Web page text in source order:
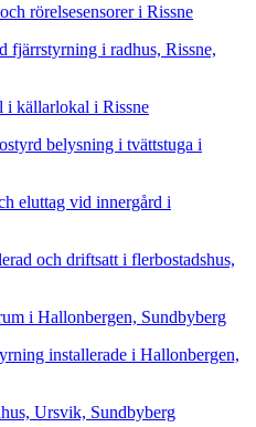
rörelsesensorer i Rissne
fjärrstyrning i radhus, Rissne,
i källarlokal i Rissne
belysning i tvättstuga i
eluttag vid innergård i
och driftsatt i flerbostadshus,
i Hallonbergen, Sundbyberg
installerade i Hallonbergen,
Ursvik, Sundbyberg